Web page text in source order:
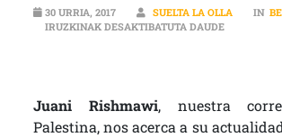
30 URRIA, 2017 SUELTA LA OLLA IN
IRUZKINAK DESAKTIBATUTA DAUDEJUANI
Juani Rishmawi, nuestra
Palestina, nos acerca a su